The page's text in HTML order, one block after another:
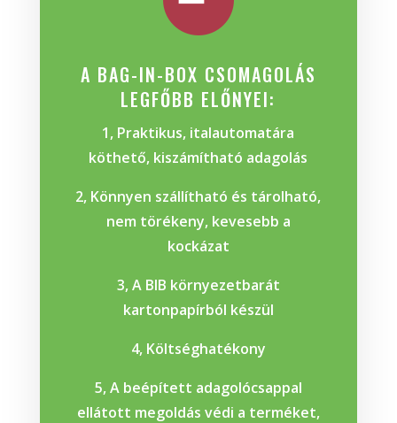
A BAG-IN-BOX CSOMAGOLÁS
LEGFŐBB ELŐNYEI:
1, Praktikus, italautomatára
köthető, kiszámítható adagolás
2, Könnyen szállítható és tárolható,
nem törékeny, kevesebb a
kockázat
3, A BIB környezetbarát
kartonpapírból készül
4, Költséghatékony
5, A beépített adagolócsappal
ellátott megoldás védi a terméket,